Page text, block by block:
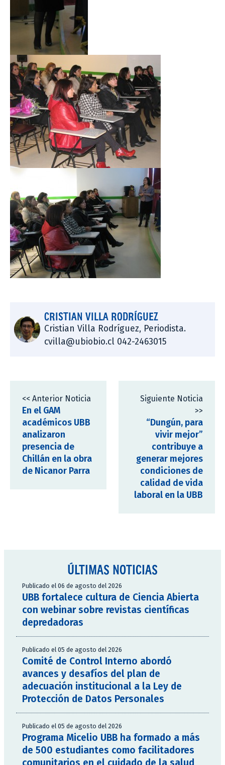
CRISTIAN VILLA RODRÍGUEZ
Cristian Villa Rodríguez, Periodista.
cvilla@ubiobio.cl 042-2463015
<< Anterior Noticia
En el GAM
académicos UBB
analizaron
presencia de
Chillán en la obra
de Nicanor Parra
Siguiente Noticia
>>
“Dungún, para
vivir mejor”
contribuye a
generar mejores
condiciones de
calidad de vida
laboral en la UBB
ÚLTIMAS NOTICIAS
Publicado el 06 de agosto del 2026
UBB fortalece cultura de Ciencia Abierta
con webinar sobre revistas científicas
depredadoras
Publicado el 05 de agosto del 2026
Comité de Control Interno abordó
avances y desafíos del plan de
adecuación institucional a la Ley de
Protección de Datos Personales
Publicado el 05 de agosto del 2026
Programa Micelio UBB ha formado a más
de 500 estudiantes como facilitadores